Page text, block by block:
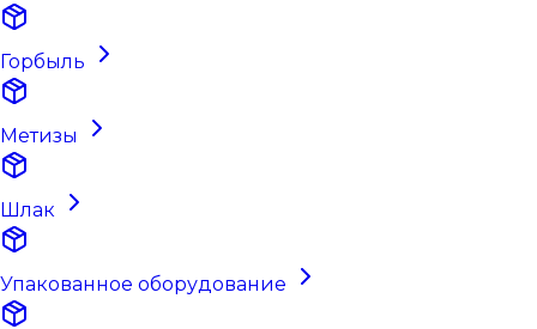
Горбыль
Метизы
Шлак
Упакованное оборудование